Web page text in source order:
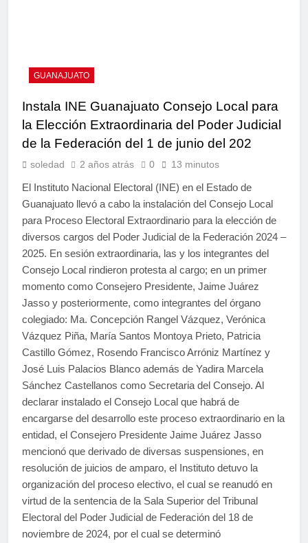
GUANAJUATO
Instala INE Guanajuato Consejo Local para
la Elección Extraordinaria del Poder Judicial
de la Federación del 1 de junio del 202
soledad 2 años atrás 0 13 minutos
El Instituto Nacional Electoral (INE) en el Estado de
Guanajuato llevó a cabo la instalación del Consejo Local
para Proceso Electoral Extraordinario para la elección de
diversos cargos del Poder Judicial de la Federación 2024 –
2025. En sesión extraordinaria, las y los integrantes del
Consejo Local rindieron protesta al cargo; en un primer
momento como Consejero Presidente, Jaime Juárez
Jasso y posteriormente, como integrantes del órgano
colegiado: Ma. Concepción Rangel Vázquez, Verónica
Vázquez Piña, María Santos Montoya Prieto, Patricia
Castillo Gómez, Rosendo Francisco Arróniz Martínez y
José Luis Palacios Blanco además de Yadira Marcela
Sánchez Castellanos como Secretaria del Consejo. Al
declarar instalado el Consejo Local que habrá de
encargarse del desarrollo este proceso extraordinario en la
entidad, el Consejero Presidente Jaime Juárez Jasso
mencionó que derivado de diversas suspensiones, en
resolución de juicios de amparo, el Instituto detuvo la
organización del proceso electivo, el cual se reanudó en
virtud de la sentencia de la Sala Superior del Tribunal
Electoral del Poder Judicial de Federación del 18 de
noviembre de 2024, por el cual se determinó